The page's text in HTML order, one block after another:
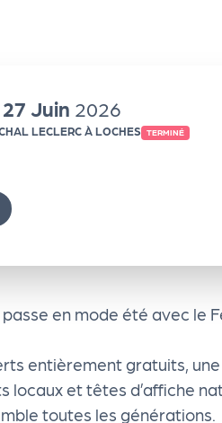
27 Juin 2026
LECLERC À LOCHES TERMINÉ
en mode été avec le
entièrement gratuits,
locaux et têtes d’affiche
toutes les générations.